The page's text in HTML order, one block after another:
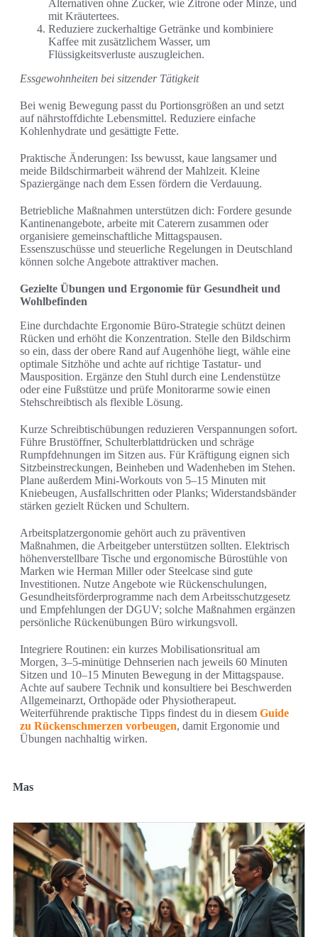
Alternativen ohne Zucker, wie Zitrone oder Minze, und
mit Kräutertees.
Reduziere zuckerhaltige Getränke und kombiniere
Kaffee mit zusätzlichem Wasser, um
Flüssigkeitsverluste auszugleichen.
Essgewohnheiten bei sitzender Tätigkeit
Bei wenig Bewegung passt du Portionsgrößen an und setzt
auf nährstoffdichte Lebensmittel. Reduziere einfache
Kohlenhydrate und gesättigte Fette.
Praktische Änderungen: Iss bewusst, kaue langsamer und
meide Bildschirmarbeit während der Mahlzeit. Kleine
Spaziergänge nach dem Essen fördern die Verdauung.
Betriebliche Maßnahmen unterstützen dich: Fordere gesunde
Kantinenangebote, arbeite mit Caterern zusammen oder
organisiere gemeinschaftliche Mittagspausen.
Essenszuschüsse und steuerliche Regelungen in Deutschland
können solche Angebote attraktiver machen.
Gezielte Übungen und Ergonomie für Gesundheit und
Wohlbefinden
Eine durchdachte Ergonomie Büro-Strategie schützt deinen
Rücken und erhöht die Konzentration. Stelle den Bildschirm
so ein, dass der obere Rand auf Augenhöhe liegt, wähle eine
optimale Sitzhöhe und achte auf richtige Tastatur- und
Mausposition. Ergänze den Stuhl durch eine Lendenstütze
oder eine Fußstütze und prüfe Monitorarme sowie einen
Stehschreibtisch als flexible Lösung.
Kurze Schreibtischübungen reduzieren Verspannungen sofort.
Führe Brustöffner, Schulterblattdrücken und schräge
Rumpfdehnungen im Sitzen aus. Für Kräftigung eignen sich
Sitzbeinstreckungen, Beinheben und Wadenheben im Stehen.
Plane außerdem Mini-Workouts von 5–15 Minuten mit
Kniebeugen, Ausfallschritten oder Planks; Widerstandsbänder
stärken gezielt Rücken und Schultern.
Arbeitsplatzergonomie gehört auch zu präventiven
Maßnahmen, die Arbeitgeber unterstützen sollten. Elektrisch
höhenverstellbare Tische und ergonomische Bürostühle von
Marken wie Herman Miller oder Steelcase sind gute
Investitionen. Nutze Angebote wie Rückenschulungen,
Gesundheitsförderprogramme nach dem Arbeitsschutzgesetz
und Empfehlungen der DGUV; solche Maßnahmen ergänzen
persönliche Rückenübungen Büro wirkungsvoll.
Integriere Routinen: ein kurzes Mobilisationsritual am
Morgen, 3–5-minütige Dehnserien nach jeweils 60 Minuten
Sitzen und 10–15 Minuten Bewegung in der Mittagspause.
Achte auf saubere Technik und konsultiere bei Beschwerden
Allgemeinarzt, Orthopäde oder Physiotherapeut.
Weiterführende praktische Tipps findest du in diesem Guide
zu Rückenschmerzen vorbeugen, damit Ergonomie und
Übungen nachhaltig wirken.
Mas